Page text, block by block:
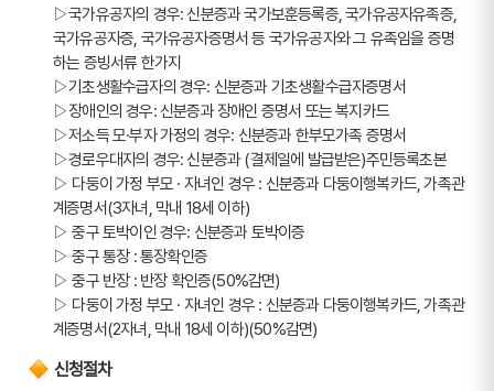
▷국가유공자의 경우: 신분증과 국가보훈등록증, 국가유공자유족증,
국가유공자증, 국가유공자증명서 등 국가유공자와 그 유족임을 증명
하는 증빙서류 한가지
▷기초생활수급자의 경우: 신분증과 기초생활수급자증명서
▷장애인의 경우: 신분증과 장애인 증명서 또는 복지카드
▷저소득 모·부자 가정의 경우: 신분증과 한부모가족 증명서
▷경로우대자의 경우: 신분증과 (결제일에 발급받은)주민등록초본
▷ 다둥이 가정 부모 · 자녀인 경우 : 신분증과 다둥이행복카드, 가족관
계증명서(3자녀, 막내 18세 이하)
▷ 중구 토박이인 경우: 신분증과 토박이증
▷ 중구 통장 : 통장확인증
▷ 중구 반장 : 반장 확인증(50%감면)
▷ 다둥이 가정 부모 · 자녀인 경우 : 신분증과 다둥이행복카드, 가족관
계증명서(2자녀, 막내 18세 이하)(50%감면)
신청절차